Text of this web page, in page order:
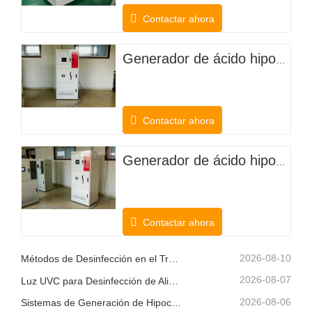
Contactar ahora
Contactar ahora
Contactar ahora
Métodos de Desinfección en el Tratamiento del Agua 2026-08-10
2026-08-07
2026-08-06